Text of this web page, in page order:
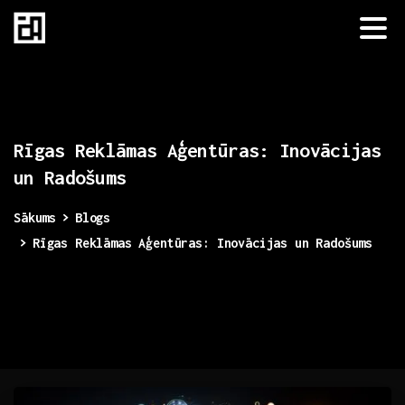
Rīgas Reklāmas Aģentūras:
Inovācijas
un Radošums
Sākums
Blogs
Rīgas Reklāmas Aģentūras: Inovācijas un Radošums